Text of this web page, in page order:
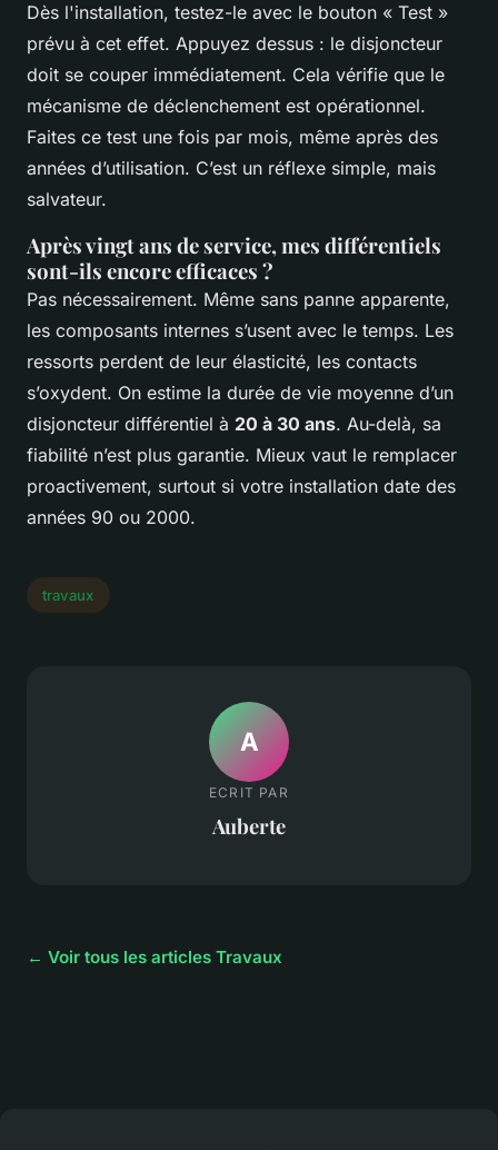
Dès l'installation, testez-le avec le bouton « Test »
prévu à cet effet. Appuyez dessus : le disjoncteur
doit se couper immédiatement. Cela vérifie que le
mécanisme de déclenchement est opérationnel.
Faites ce test une fois par mois, même après des
années d’utilisation. C’est un réflexe simple, mais
salvateur.
Après vingt ans de service, mes différentiels
sont-ils encore efficaces ?
Pas nécessairement. Même sans panne apparente,
les composants internes s’usent avec le temps. Les
ressorts perdent de leur élasticité, les contacts
s’oxydent. On estime la durée de vie moyenne d’un
disjoncteur différentiel à 20 à 30 ans. Au-delà, sa
fiabilité n’est plus garantie. Mieux vaut le remplacer
proactivement, surtout si votre installation date des
années 90 ou 2000.
travaux
A
ECRIT PAR
Auberte
← Voir tous les articles Travaux